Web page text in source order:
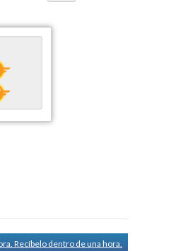
Recíbelo dentro de una hora.